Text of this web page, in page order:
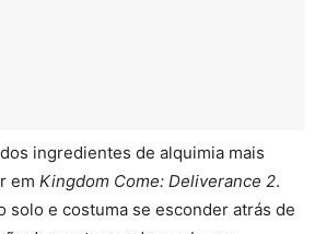
ingredientes de alquimia mais
em Kingdom Come: Deliverance 2.
solo e costuma se esconder atrás de